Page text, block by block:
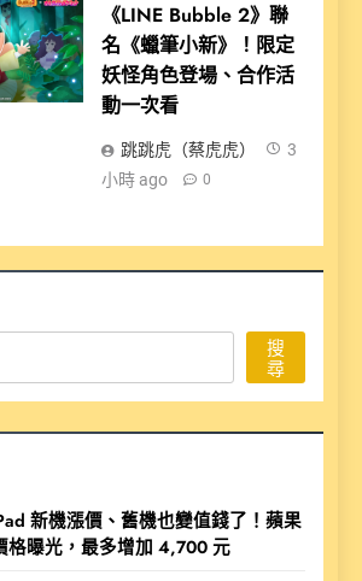
《LINE Bubble 2》聯
名《蠟筆小新》！限定
妖怪角色登場、合作活
動一次看
跳跳虎（蔡虎虎）
3
小時 ago
0
搜
尋
新機漲價、舊機也變值錢了！蘋果
格曝光，最多增加 4,700 元